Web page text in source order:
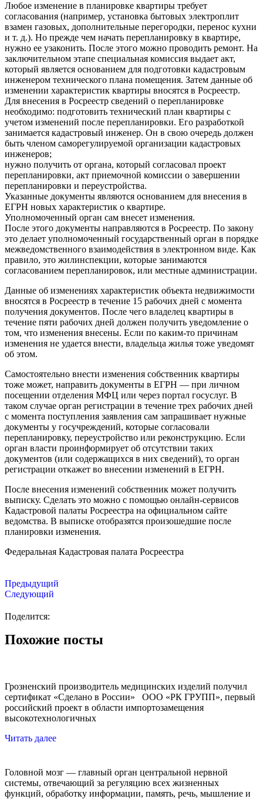
Любое изменение в планировке квартиры требует
согласования (например, установка бытовых электроплит
взамен газовых, дополнительные перегородки, перенос кухни
и т. д.). Но прежде чем начать перепланировку в квартире,
нужно ее узаконить. После этого можно проводить ремонт. На
заключительном этапе специальная комиссия выдает акт,
который является основанием для подготовки кадастровым
инженером технического плана помещения. Затем данные об
изменении характеристик квартиры вносятся в Росреестр.
Для внесения в Росреестр сведений о перепланировке
необходимо: подготовить технический план квартиры с
учетом изменений после перепланировки. Его разработкой
занимается кадастровый инженер. Он в свою очередь должен
быть членом саморегулируемой организации кадастровых
инженеров;
нужно получить от органа, который согласовал проект
перепланировки, акт приемочной комиссии о завершении
перепланировки и переустройства.
Указанные документы являются основанием для внесения в
ЕГРН новых характеристик о квартире.
Уполномоченный орган сам внесет изменения.
После этого документы направляются в Росреестр. По закону
это делает уполномоченный государственный орган в порядке
межведомственного взаимодействия в электронном виде. Как
правило, это жилинспекции, которые занимаются
согласованием перепланировок, или местные администрации.
Данные об изменениях характеристик объекта недвижимости
вносятся в Росреестр в течение 15 рабочих дней с момента
получения документов. После чего владелец квартиры в
течение пяти рабочих дней должен получить уведомление о
том, что изменения внесены. Если по каким-то причинам
изменения не удается внести, владельца жилья тоже уведомят
об этом.
Самостоятельно внести изменения собственник квартиры
тоже может, направить документы в ЕГРН — при личном
посещении отделения МФЦ или через портал госуслуг. В
таком случае орган регистрации в течение трех рабочих дней
с момента поступления заявления сам запрашивает нужные
документы у госучреждений, которые согласовали
перепланировку, переустройство или реконструкцию. Если
орган власти проинформирует об отсутствии таких
документов (или содержащихся в них сведений), то орган
регистрации откажет во внесении изменений в ЕГРН.
После внесения изменений собственник может получить
выписку. Сделать это можно с помощью онлайн-сервисов
Кадастровой палаты Росреестра на официальном сайте
ведомства. В выписке отобразятся произошедшие после
планировки изменения.
Федеральная Кадастровая палата Росреестра
Предыдущий
Следующий
Поделится:
Похожие посты
Грозненский производитель медицинских изделий получил
сертификат «Сделано в России» ООО «РК ГРУПП», первый
российский проект в области импортозамещения
высокотехнологичных
Читать далее
Головной мозг — главный орган центральной нервной
системы, отвечающий за регуляцию всех жизненных
функций, обработку информации, память, речь, мышление и